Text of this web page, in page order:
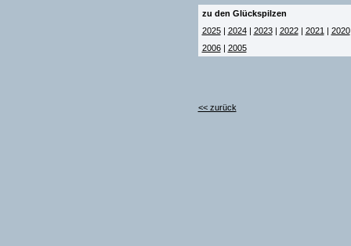
zu den Glückspilzen
2025| 2024| 2023| 2022| 2021 | 2020
2006| 2005
<< zurück